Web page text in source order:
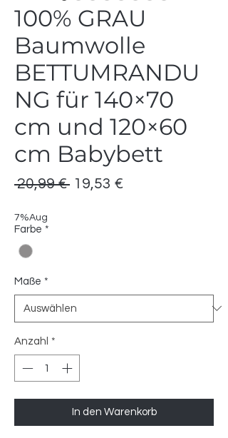
100% GRAU
Baumwolle
BETTUMRANDU
NG für 140×70
cm und 120×60
cm Babybett
20,99 € Standardpreis
19,53 €
7%Aug
Farbe *
Maße *
Anzahl *
In den Warenkorb